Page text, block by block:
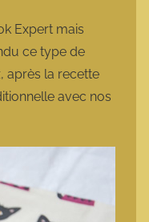
Expert mais
ce type de
après la recette
avec nos